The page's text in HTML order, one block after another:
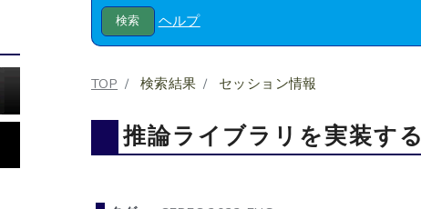
ヘルプ
TOP 検索結果 セッション情報
推論ライブラリを実装する